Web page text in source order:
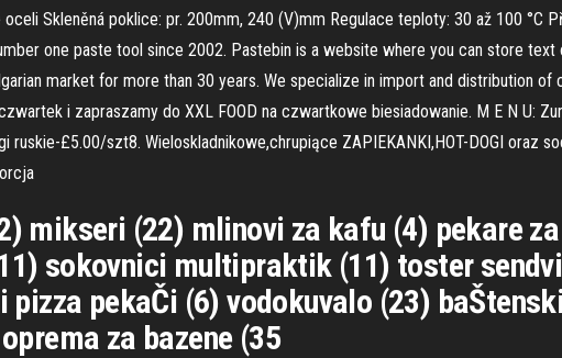
Skleněná poklice: pr. 200mm, 240 (V)mm Regulace teploty: 30 až 100 °C
one paste tool since 2002. Pastebin is a website where you can store
market for more than 30 years. We specialize in import and distribution of
i zapraszamy do XXL FOOD na czwartkowe biesiadowanie. M E N U:
£5.00/szt8. Wieloskladnikowe,chrupiące ZAPIEKANKI,HOT-DOGI oraz
mikseri (22) mlinovi za kafu (4) pekare
sokovnici multipraktik (11) toster
pekaČi (6) vodokuvalo (23)
za bazene (35